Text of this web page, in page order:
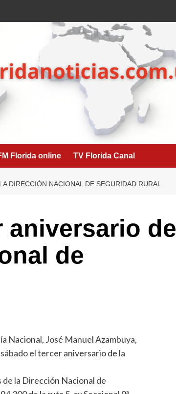
Florida online TV Florida Canal
DIRECCIÓN NACIONAL DE SEGURIDAD RURAL
de
de
Nacional, José Manuel Azambuya,
el tercer aniversario de la
de la Dirección Nacional de